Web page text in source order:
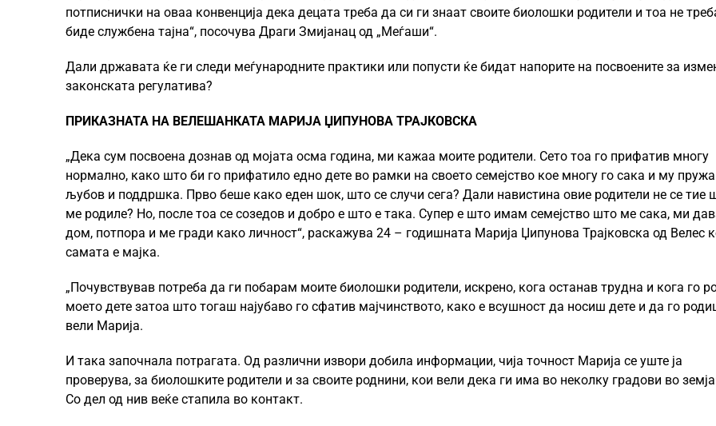
потписнички на оваа конвенција дека децата треба да си ги знаат своите биолошки родители и тоа не
биде службена тајна“, посочува Драги Змијанац од „Меѓаши“.
Дали државата ќе ги следи меѓународните практики или попусти ќе бидат напорите на посвоените за
законската регулатива?
ПРИКАЗНАТА НА ВЕЛЕШАНКАТА МАРИЈА ЏИПУНОВА ТРАЈКОВСКА
„Дека сум посвоена дознав од мојата осма година, ми кажаа моите родители. Сето тоа го прифатив многу
нормално, како што би го прифатило едно дете во рамки на своето семејство кое многу го сака и му пружа
љубов и поддршка. Прво беше како еден шок, што се случи сега? Дали навистина овие родители не се тие
ме родиле? Но, после тоа се созедов и добро е што е така. Супер е што имам семејство што ме сака, ми
дом, потпора и ме гради како личност“, раскажува 24 – годишната Марија Џипунова Трајковска од Велес
самата е мајка.
„Почувствував потреба да ги побарам моите биолошки родители, искрено, кога останав трудна и кога го
моето дете затоа што тогаш најубаво го сфатив мајчинството, како е всушност да носиш дете и да го
вели Марија.
И така започнала потрагата. Од различни извори добила информации, чија точност Марија се уште ја
проверува, за биолошките родители и за своите роднини, кои вели дека ги има во неколку градови во
Со дел од нив веќе стапила во контакт.